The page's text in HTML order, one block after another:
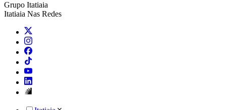
Grupo Itatiaia
Itatiaia Nas Redes